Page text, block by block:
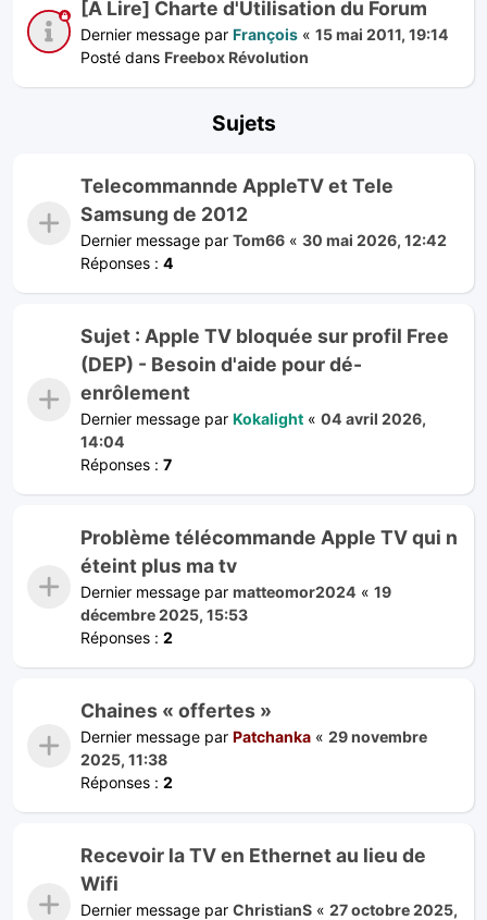
[A Lire] Charte d'Utilisation du Forum
Dernier message par François « 15 mai 2011, 19:14
Posté dans Freebox Révolution
Sujets
Telecommannde AppleTV et Tele
Samsung de 2012
Dernier message par Tom66 « 30 mai 2026, 12:42
Réponses : 4
Sujet : Apple TV bloquée sur profil Free
(DEP) - Besoin d'aide pour dé-
enrôlement
Dernier message par Kokalight « 04 avril 2026,
14:04
Réponses : 7
Problème télécommande Apple TV qui n
éteint plus ma tv
Dernier message par matteomor2024 « 19
décembre 2025, 15:53
Réponses : 2
Chaines « offertes »
Dernier message par Patchanka « 29 novembre
2025, 11:38
Réponses : 2
Recevoir la TV en Ethernet au lieu de
Wifi
Dernier message par ChristianS « 27 octobre 2025,